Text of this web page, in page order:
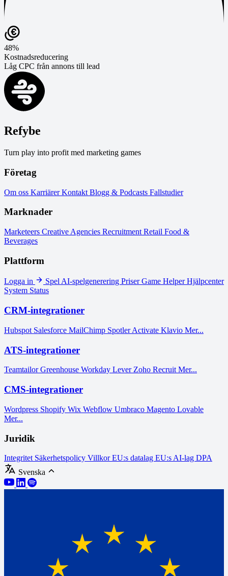
48%
Kostnadsreducering
Låg CPC från annons till lead
Refybe
Turn play into profit med marketing games
Företag
Om oss KarriärerKontakt Blogg & Podcasts Fallstudier
Marknader
Marketeers Creative Agencies Recruitment Retail Food &
Beverages
Plattform
Logga in SpelAI-spelgenerering PriserGame HelperHjälpcenter
System Status
CRM-integrationer
Hubspot Salesforce MailChimp Spotler Activate Klavio Mer...
ATS-integrationer
TeamtailorGreenhouse Workday Lever Zoho Recruit Mer...
CMS-integrationer
Wordpress Shopify Wix Webflow Umbraco Magento Lovable
Mer...
Juridik
Integritet Säkerhetspolicy VillkorEU:s datalag EU:s AI-lag DPA
Svenska